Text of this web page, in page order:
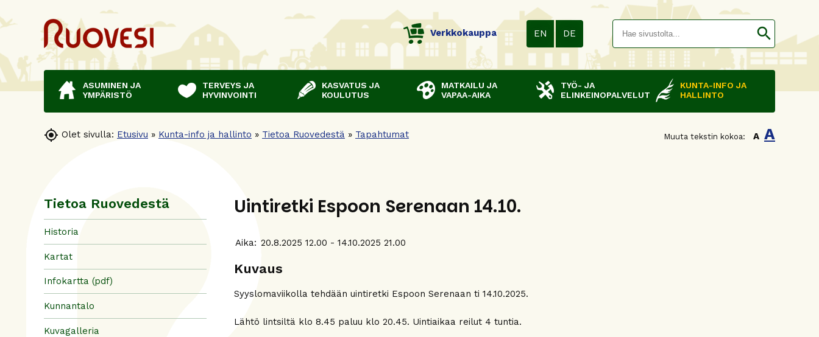
Verkkokauppa EN DE search
ASUMINEN JA
YMPÄRISTÖ
TERVEYS JA
HYVINVOINTI
KASVATUS JA
KOULUTUS
MATKAILU JA
VAPAA-AIKA
TYÖ- JA
ELINKEINOPALVELUT
KUNTA-INFO JA
HALLINTO
 Olet sivulla: Etusivu » Kunta-info ja hallinto » Tietoa Ruovedestä » Tapahtumat Muuta tekstin kokoa: A A
Tietoa Ruovedestä
Historia
Kartat
Infokartta (pdf)
Kunnantalo
Kuvagalleria
Uintiretki Espoon Serenaan 14.10.
Aika: 20.8.2025 12.00 - 14.10.2025 21.00
Kuvaus
Syyslomaviikolla tehdään uintiretki Espoon Serenaan ti 14.10.2025.
Lähtö lintsiltä klo 8.45 paluu klo 20.45. Uintiaikaa reilut 4 tuntia.